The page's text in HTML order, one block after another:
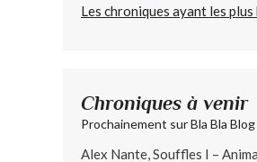
Les chroniques ayant les
Chroniques à venir
Prochainement sur Bla Bla Blog
Alex Nante, Souffles I –